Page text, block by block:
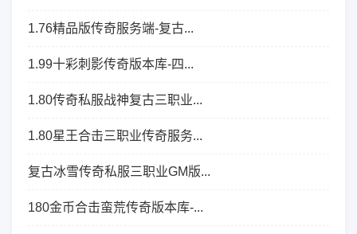
1.76精品版传奇服务端-复古...
1.99十彩刺影传奇版本库-四...
1.80传奇私服战神复古三职业...
1.80星王合击三职业传奇服务...
复古冰雪传奇私服三职业GM版...
180金币合击蛮荒传奇版本库-...